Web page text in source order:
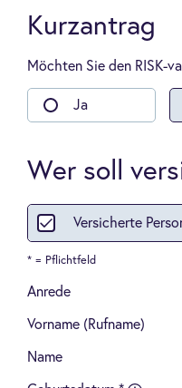
Kurzantrag
Möchten Sie den RISK-
an:
Ja
Wer soll
Versicherte
* = Pflichtfeld
Anrede
Vorname (Rufname)
Name